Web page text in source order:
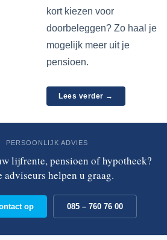
kort kiezen voor
doorbeleggen? Zo haal je
mogelijk meer uit je
pensioen.
Lees verder →
PERSOONLIJK ADVIES
lijfrente, pensioen of hypotheek?
adviseurs helpen u graag.
op 085 – 760 76 00